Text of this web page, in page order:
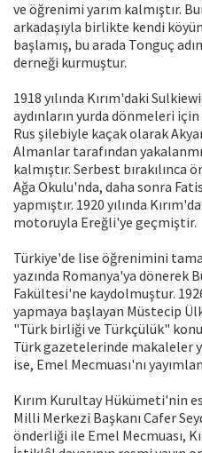
ve öğrenimi yarım kalmıştır.
arkadaşıyla birlikte kendi
başlamış, bu arada Tonguç
derneği kurmuştur.
1918 yılında Kırım'daki
aydınların yurda dönmeleri
Rus şilebiyle kaçak olarak
Almanlar tarafından
kalmıştır. Serbest bırakılınca
Ağa Okulu'nda, daha sonra
yapmıştır. 1920 yılında
motoruyla Ereğli'ye geçmiştir.
Türkiye'de lise öğrenimini
yazında Romanya'ya dönerek
Fakültesi'ne kaydolmuştur.
yapmaya başlayan Müstecip
"Türk birliği ve Türkçülük"
Türk gazetelerinde makaleler
ise, Emel Mecmuası'nı
Kırım Kurultay Hükümeti'nin
Milli Merkezi Başkanı Cafer
önderliği ile Emel Mecmuası,